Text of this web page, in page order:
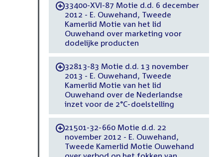
-33400-XVI-87 Motie d.d. 6 december
2012 - E. Ouwehand, Tweede
Kamerlid Motie van het lid
Ouwehand over marketing voor
dodelijke producten
-32813-83 Motie d.d. 13 november
2013 - E. Ouwehand, Tweede
Kamerlid Motie van het lid
Ouwehand over de Nederlandse
inzet voor de 2°C-doelstelling
-21501-32-660 Motie d.d. 22
november 2012 - E. Ouwehand,
Tweede Kamerlid Motie Ouwehand